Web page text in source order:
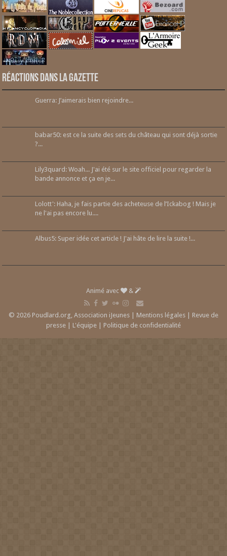
Réactions dans la gazette
Guerra: J’aimerais bien rejoindre...
babar50: est ce la suite des sets du château qui sont déjà sortie
?...
Lily3quard: Woah... J'ai été sur le site officiel pour regarder la
bande annonce et ça en je...
Lolott': Haha, je fais partie des acheteuse de l’Ickabog ! Mais je
ne l'ai pas encore lu....
Albus5: Super idée cet article ! J'ai hâte de lire la suite !...
Animé avec &
© 2026 Poudlard.org, Association iJeunes | Mentions légales | Revue de
presse | L'équipe | Politique de confidentialité